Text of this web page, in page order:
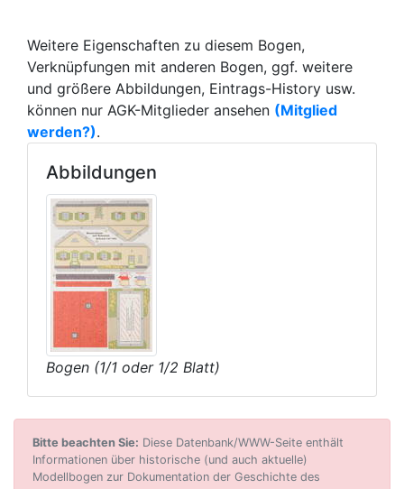
Weitere Eigenschaften zu diesem Bogen,
Verknüpfungen mit anderen Bogen, ggf. weitere
und größere Abbildungen, Eintrags-History usw.
können nur AGK-Mitglieder ansehen (Mitglied
werden?).
Abbildungen
Bogen (1/1 oder 1/2 Blatt)
Bitte beachten Sie: Diese Datenbank/WWW-Seite enthält
Informationen über historische (und auch aktuelle)
Modellbogen zur Dokumentation der Geschichte des